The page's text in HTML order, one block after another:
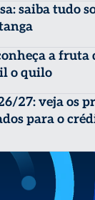
saiba tudo
a fruta
o quilo
27: veja os
para o